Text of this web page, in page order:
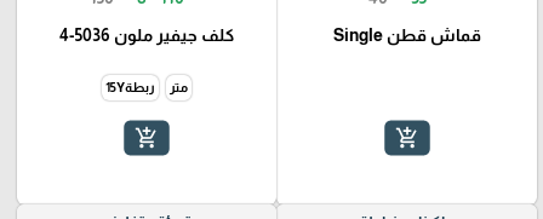
قماش قطن Single
add_shopping_cart
كلف جيفير ملون 5036-4
متر ربطة15Y
add_shopping_cart